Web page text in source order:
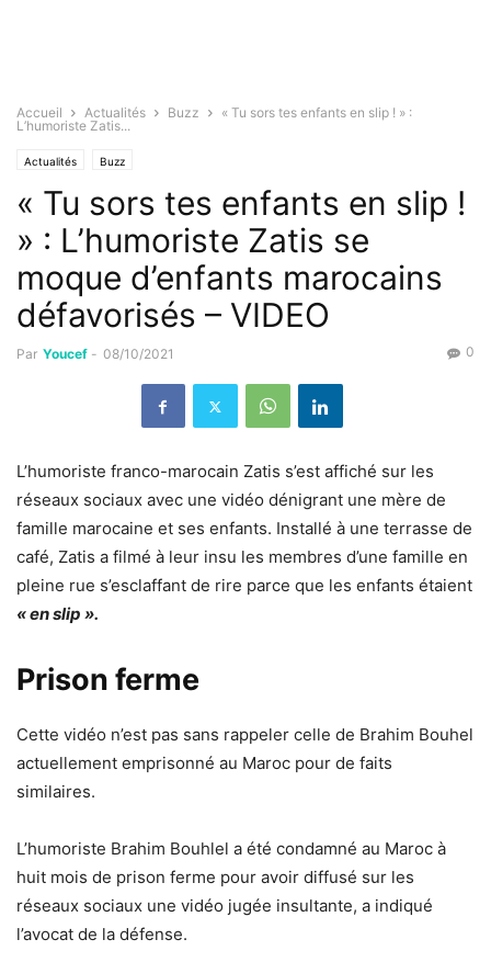
Accueil Actualités Buzz
« Tu sors tes enfants en slip ! » :
L’humoriste Zatis...
Actualités Buzz
« Tu sors tes enfants en slip !
» : L’humoriste Zatis se
moque d’enfants marocains
défavorisés – VIDEO
Par Youcef - 08/10/2021 0
L’humoriste franco-marocain Zatis s’est affiché sur les
réseaux sociaux avec une vidéo dénigrant une mère de
famille marocaine et ses enfants. Installé à une terrasse de
café, Zatis a filmé à leur insu les membres d’une famille en
pleine rue s’esclaffant de rire parce que les enfants étaient
« en slip ».
Prison ferme
Cette vidéo n’est pas sans rappeler celle de Brahim Bouhel
actuellement emprisonné au Maroc pour de faits
similaires.
L’humoriste Brahim Bouhlel a été condamné au Maroc à
huit mois de prison ferme pour avoir diffusé sur les
réseaux sociaux une vidéo jugée insultante, a indiqué
l’avocat de la défense.